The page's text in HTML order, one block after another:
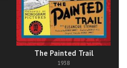
The Painted Trail
1938